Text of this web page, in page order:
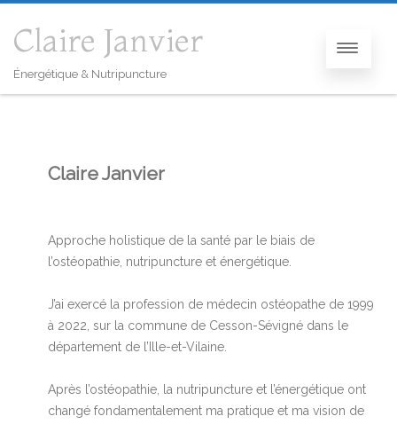
Claire Janvier
Énergétique & Nutripuncture
Claire Janvier
Approche holistique de la santé par le biais de
l’ostéopathie, nutripuncture et énergétique.
J’ai exercé la profession de médecin ostéopathe de 1999
à 2022, sur la commune de Cesson-Sévigné dans le
département de l’Ille-et-Vilaine.
Après l’ostéopathie, la nutripuncture et l’énergétique ont
changé fondamentalement ma pratique et ma vision de